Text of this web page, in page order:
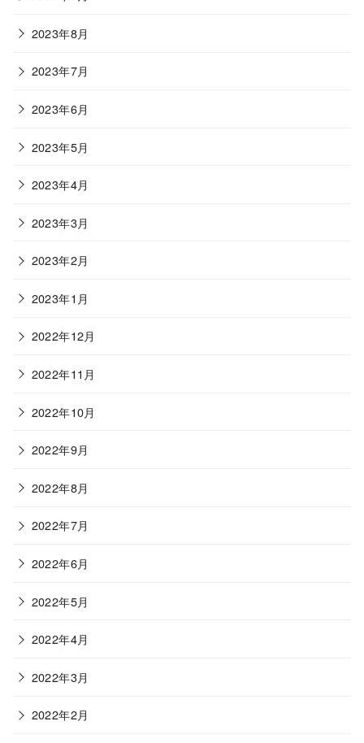
2023年8月
2023年7月
2023年6月
2023年5月
2023年4月
2023年3月
2023年2月
2023年1月
2022年12月
2022年11月
2022年10月
2022年9月
2022年8月
2022年7月
2022年6月
2022年5月
2022年4月
2022年3月
2022年2月